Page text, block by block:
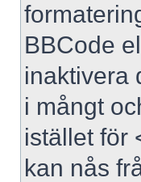
BBCode
inaktivera
i mångt
istället för
kan nås